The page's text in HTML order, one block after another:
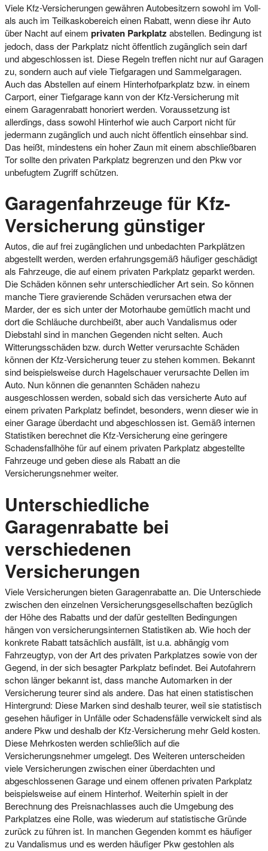
Viele Kfz-Versicherungen gewähren Autobesitzern sowohl im Voll-
als auch im Teilkaskobereich einen Rabatt, wenn diese ihr Auto
über Nacht auf einem privaten Parkplatz abstellen. Bedingung ist
jedoch, dass der Parkplatz nicht öffentlich zugänglich sein darf
und abgeschlossen ist. Diese Regeln treffen nicht nur auf Garagen
zu, sondern auch auf viele Tiefgaragen und Sammelgaragen.
Auch das Abstellen auf einem Hinterhofparkplatz bzw. in einem
Carport, einer Tiefgarage kann von der Kfz-Versicherung mit
einem Garagenrabatt honoriert werden. Voraussetzung ist
allerdings, dass sowohl Hinterhof wie auch Carport nicht für
jedermann zugänglich und auch nicht öffentlich einsehbar sind.
Das heißt, mindestens ein hoher Zaun mit einem abschließbaren
Tor sollte den privaten Parkplatz begrenzen und den Pkw vor
unbefugtem Zugriff schützen.
Garagenfahrzeuge für Kfz-
Versicherung günstiger
Autos, die auf frei zugänglichen und unbedachten Parkplätzen
abgestellt werden, werden erfahrungsgemäß häufiger geschädigt
als Fahrzeuge, die auf einem privaten Parkplatz geparkt werden.
Die Schäden können sehr unterschiedlicher Art sein. So können
manche Tiere gravierende Schäden verursachen etwa der
Marder, der es sich unter der Motorhaube gemütlich macht und
dort die Schläuche durchbeißt, aber auch Vandalismus oder
Diebstahl sind in manchen Gegenden nicht selten. Auch
Witterungsschäden bzw. durch Wetter verursachte Schäden
können der Kfz-Versicherung teuer zu stehen kommen. Bekannt
sind beispielsweise durch Hagelschauer verursachte Dellen im
Auto. Nun können die genannten Schäden nahezu
ausgeschlossen werden, sobald sich das versicherte Auto auf
einem privaten Parkplatz befindet, besonders, wenn dieser wie in
einer Garage überdacht und abgeschlossen ist. Gemäß internen
Statistiken berechnet die Kfz-Versicherung eine geringere
Schadensfallhöhe für auf einem privaten Parkplatz abgestellte
Fahrzeuge und geben diese als Rabatt an die
Versicherungsnehmer weiter.
Unterschiedliche
Garagenrabatte bei
verschiedenen
Versicherungen
Viele Versicherungen bieten Garagenrabatte an. Die Unterschiede
zwischen den einzelnen Versicherungsgesellschaften bezüglich
der Höhe des Rabatts und der dafür gestellten Bedingungen
hängen von versicherungsinternen Statistiken ab. Wie hoch der
konkrete Rabatt tatsächlich ausfällt, ist u.a. abhängig vom
Fahrzeugtyp, von der Art des privaten Parkplatzes sowie von der
Gegend, in der sich besagter Parkplatz befindet. Bei Autofahrern
schon länger bekannt ist, dass manche Automarken in der
Versicherung teurer sind als andere. Das hat einen statistischen
Hintergrund: Diese Marken sind deshalb teurer, weil sie statistisch
gesehen häufiger in Unfälle oder Schadensfälle verwickelt sind als
andere Pkw und deshalb der Kfz-Versicherung mehr Geld kosten.
Diese Mehrkosten werden schließlich auf die
Versicherungsnehmer umgelegt. Des Weiteren unterscheiden
viele Versicherungen zwischen einer überdachten und
abgeschlossenen Garage und einem offenen privaten Parkplatz
beispielsweise auf einem Hinterhof. Weiterhin spielt in der
Berechnung des Preisnachlasses auch die Umgebung des
Parkplatzes eine Rolle, was wiederum auf statistische Gründe
zurück zu führen ist. In manchen Gegenden kommt es häufiger
zu Vandalismus und es werden häufiger Pkw gestohlen als